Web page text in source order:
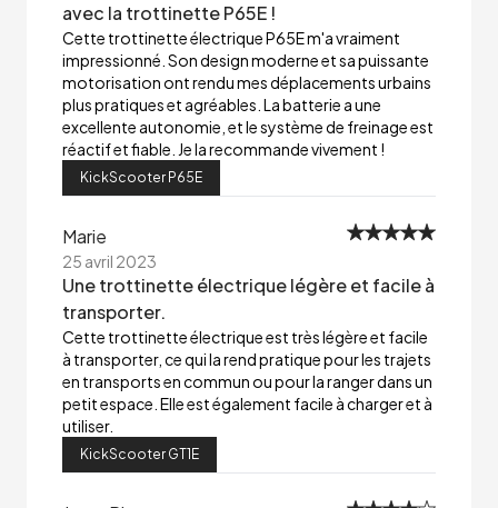
avec la trottinette P65E !
Cette trottinette électrique P65E m'a vraiment
impressionné. Son design moderne et sa puissante
motorisation ont rendu mes déplacements urbains
plus pratiques et agréables. La batterie a une
excellente autonomie, et le système de freinage est
réactif et fiable. Je la recommande vivement !
KickScooter P65E
Marie
25 avril 2023
Une trottinette électrique légère et facile à
transporter.
Cette trottinette électrique est très légère et facile
à transporter, ce qui la rend pratique pour les trajets
en transports en commun ou pour la ranger dans un
petit espace. Elle est également facile à charger et à
utiliser.
KickScooter GT1E